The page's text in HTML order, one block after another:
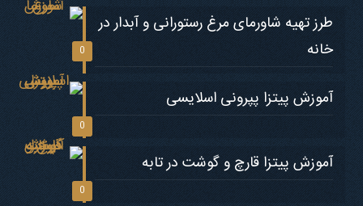
0
طرز تهیه شاورمای مرغ رستورانی و آبدار در
خانه
0
آموزش پیتزا پپرونی اسلایسی
0
آموزش پیتزا قارچ و گوشت در تابه